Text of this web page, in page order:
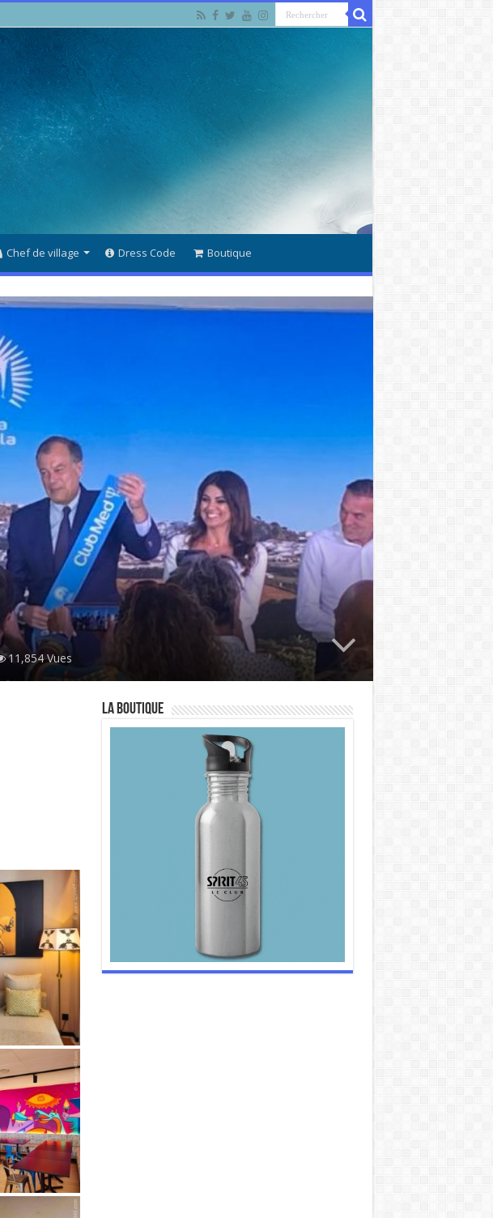
Chef de village Dress Code Boutique
11,854 Vues
La Boutique